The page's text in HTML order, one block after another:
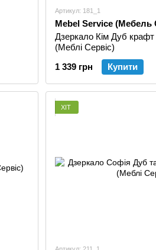
Артикул: 181_1
Mebel Service (Мебель
Дзеркало Кім Дуб
(Меблі Сервіс)
1 339 грн
Купити
ХІТ